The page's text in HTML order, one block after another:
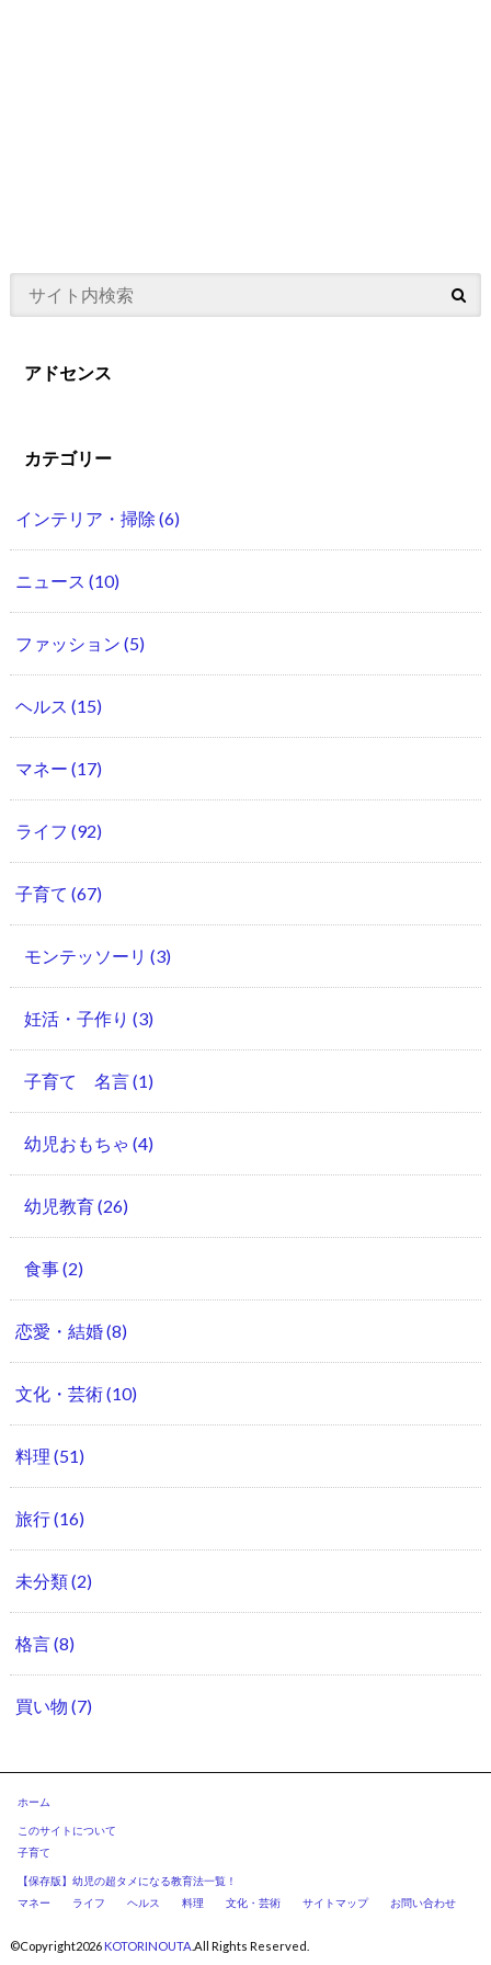
アドセンス
カテゴリー
インテリア・掃除 (6)
ニュース (10)
ファッション (5)
ヘルス (15)
マネー (17)
ライフ (92)
子育て (67)
モンテッソーリ (3)
妊活・子作り (3)
子育て 名言(1)
幼児おもちゃ (4)
幼児教育(26)
食事(2)
恋愛・結婚(8)
文化・芸術(10)
料理 (51)
旅行(16)
未分類(2)
格言(8)
買い物 (7)
ホーム
このサイトについて
子育て
【保存版】幼児の超タメになる教育法一覧！
マネー
ライフ ヘルス 料理 文化・芸術 サイトマップ お問い合わせ
©Copyright2026KOTORINOUTA .All Rights Reserved.